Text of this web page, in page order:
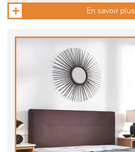
En savoir plus